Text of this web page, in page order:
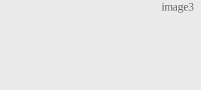
image3